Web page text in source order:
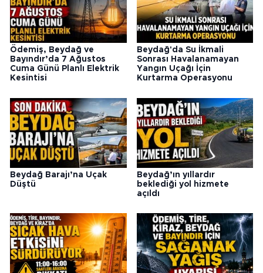
Ödemiş, Beydağ ve
Bayındır’da 7 Ağustos
Cuma Günü Planlı Elektrik
Kesintisi
Beydağ'da Su İkmali
Sonrası Havalanamayan
Yangın Uçağı İçin
Kurtarma Operasyonu
Beydağ Barajı’na Uçak
Düştü
Beydağ’ın yıllardır
beklediği yol hizmete
açıldı